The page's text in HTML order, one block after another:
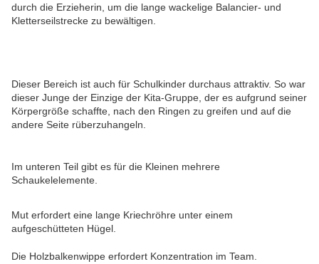
durch die Erzieherin, um die lange wackelige Balancier- und
Kletterseilstrecke zu bewältigen.
Dieser Bereich ist auch für Schulkinder durchaus attraktiv. So war
dieser Junge der Einzige der Kita-Gruppe, der es aufgrund seiner
Körpergröße schaffte, nach den Ringen zu greifen und auf die
andere Seite rüberzuhangeln.
Im unteren Teil gibt es für die Kleinen mehrere
Schaukelelemente.
Mut erfordert eine lange Kriechröhre unter einem
aufgeschütteten Hügel.
Die Holzbalkenwippe erfordert Konzentration im Team.